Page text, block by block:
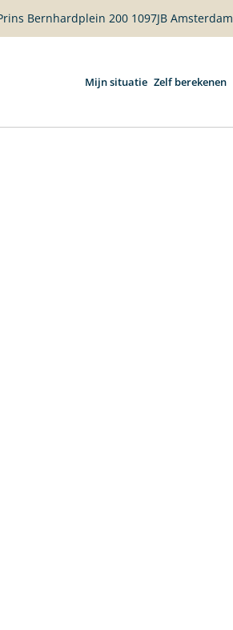
Bernhardplein 200 1097JB Amsterdam
Mijn situatie Zelf berekenen